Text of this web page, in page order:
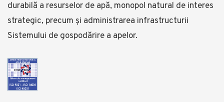
durabilă a resurselor de apă, monopol natural de interes
strategic, precum și administrarea infrastructurii
Sistemului de gospodărire a apelor.